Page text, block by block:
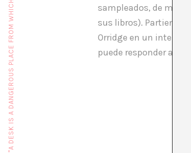
sampleados, de
sus libros). Partiendo
Orridge en un intento
puede responder a